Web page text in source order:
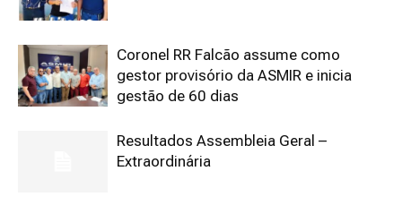
Coronel RR Falcão assume como
gestor provisório da ASMIR e inicia
gestão de 60 dias
Resultados Assembleia Geral –
Extraordinária